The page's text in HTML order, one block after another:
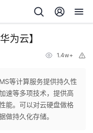
为云】
1.4w+
等计算服务提供持久性
速等多项技术，提供高
能。可以对云硬盘做格
做持久化存储。